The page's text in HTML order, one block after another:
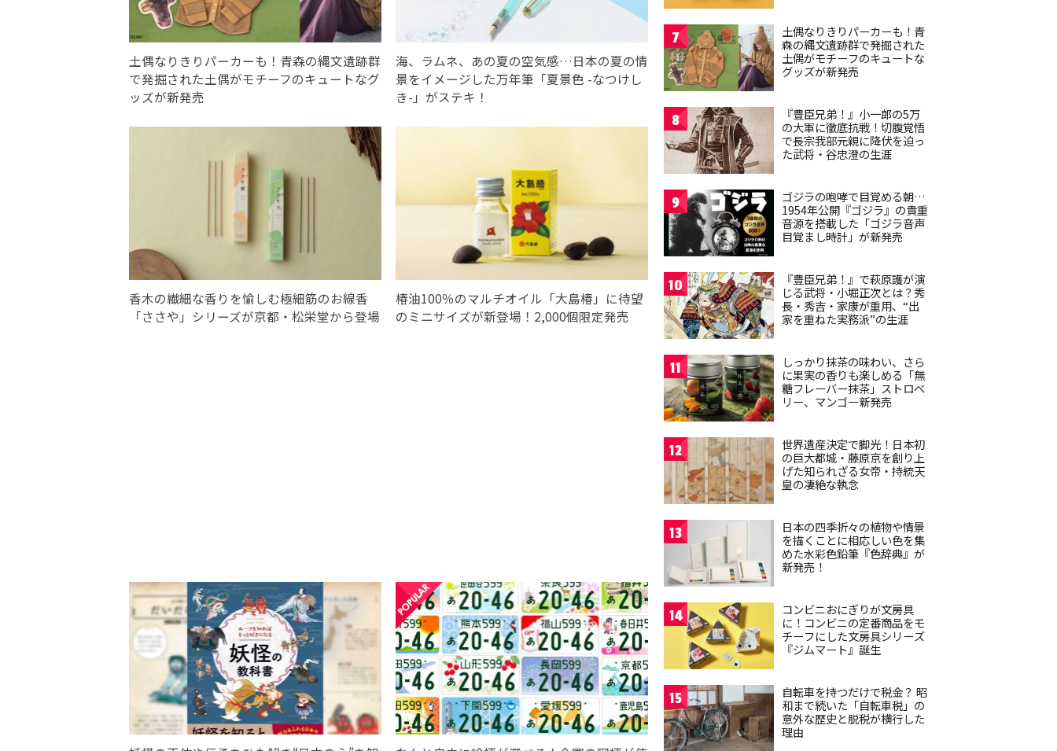
土偶なりきりパーカーも！青森の縄文遺跡群
で発掘された土偶がモチーフのキュートなグ
ッズが新発売
海、ラムネ、あの夏の空気感…日本の夏の情
景をイメージした万年筆「夏景色 -なつけし
き-」がステキ！
香木の繊細な香りを愉しむ極細筋のお線香
「ささや」シリーズが京都・松栄堂から登場
椿油100％のマルチオイル「大島椿」に待望
のミニサイズが新登場！2,000個限定発売
7
土偶なりきりパーカーも！青
森の縄文遺跡群で発掘された
土偶がモチーフのキュートな
グッズが新発売
8
『豊臣兄弟！』小一郎の5万
の大軍に徹底抗戦！切腹覚悟
で長宗我部元親に降伏を迫っ
た武将・谷忠澄の生涯
9
ゴジラの咆哮で目覚める朝…
1954年公開『ゴジラ』の貴重
音源を搭載した「ゴジラ音声
目覚まし時計」が新発売
10
『豊臣兄弟！』で萩原護が演
じる武将・小堀正次とは？秀
長・秀吉・家康が重用、“出
家を重ねた実務派”の生涯
11
しっかり抹茶の味わい、さら
に果実の香りも楽しめる「無
糖フレーバー抹茶」ストロベ
リー、マンゴー新発売
12
世界遺産決定で脚光！日本初
の巨大都城・藤原京を創り上
げた知られざる女帝・持統天
皇の凄絶な執念
13
日本の四季折々の植物や情景
を描くことに相応しい色を集
めた水彩色鉛筆『色辞典』が
新発売！
14
コンビニおにぎりが文房具
に！コンビニの定番商品をモ
チーフにした文房具シリーズ
『ジムマート』誕生
15
自転車を持つだけで税金？ 昭
和まで続いた「自転車税」の
意外な歴史と脱税が横行した
理由